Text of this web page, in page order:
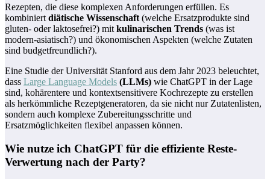
Rezepten, die diese komplexen Anforderungen erfüllen. Es
kombiniert diätische Wissenschaft (welche Ersatzprodukte sind
gluten- oder laktosefrei?) mit kulinarischen Trends (was ist
modern-asiatisch?) und ökonomischen Aspekten (welche Zutaten
sind budgetfreundlich?).
Eine Studie der Universität Stanford aus dem Jahr 2023 beleuchtet,
dass Large Language Models (LLMs) wie ChatGPT in der Lage
sind, kohärentere und kontextsensitivere Kochrezepte zu erstellen
als herkömmliche Rezeptgeneratoren, da sie nicht nur Zutatenlisten,
sondern auch komplexe Zubereitungsschritte und
Ersatzmöglichkeiten flexibel anpassen können.
Wie nutze ich ChatGPT für die effiziente Reste-
Verwertung nach der Party?